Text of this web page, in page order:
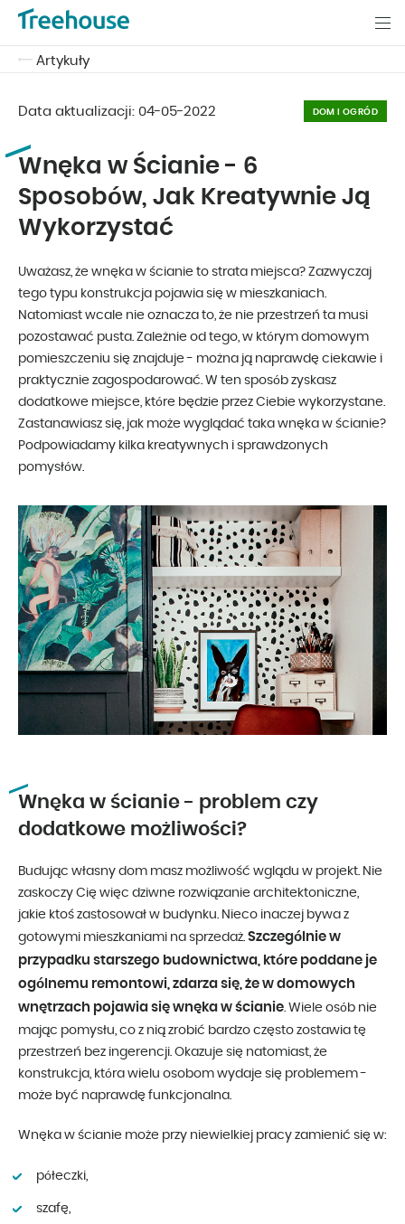
Artykuły
Data aktualizacji: 04-05-2022 DOM I OGRÓD
Wnęka w Ścianie - 6
Sposobów, Jak Kreatywnie Ją
Wykorzystać
Uważasz, że wnęka w ścianie to strata miejsca? Zazwyczaj
tego typu konstrukcja pojawia się w mieszkaniach.
Natomiast wcale nie oznacza to, że nie przestrzeń ta musi
pozostawać pusta. Zależnie od tego, w którym domowym
pomieszczeniu się znajduje - można ją naprawdę ciekawie i
praktycznie zagospodarować. W ten sposób zyskasz
dodatkowe miejsce, które będzie przez Ciebie wykorzystane.
Zastanawiasz się, jak może wyglądać taka wnęka w ścianie?
Podpowiadamy kilka kreatywnych i sprawdzonych
pomysłów.
Wnęka w ścianie - problem czy
dodatkowe możliwości?
Budując własny dom masz możliwość wglądu w projekt. Nie
zaskoczy Cię więc dziwne rozwiązanie architektoniczne,
jakie ktoś zastosował w budynku. Nieco inaczej bywa z
gotowymi mieszkaniami na sprzedaż. Szczególnie w
przypadku starszego budownictwa, które poddane je
ogólnemu remontowi, zdarza się, że w domowych
wnętrzach pojawia się wnęka w ścianie. Wiele osób nie
mając pomysłu, co z nią zrobić bardzo często zostawia tę
przestrzeń bez ingerencji. Okazuje się natomiast, że
konstrukcja, która wielu osobom wydaje się problemem -
może być naprawdę funkcjonalna.
Wnęka w ścianie może przy niewielkiej pracy zamienić się w:
półeczki,
szafę,